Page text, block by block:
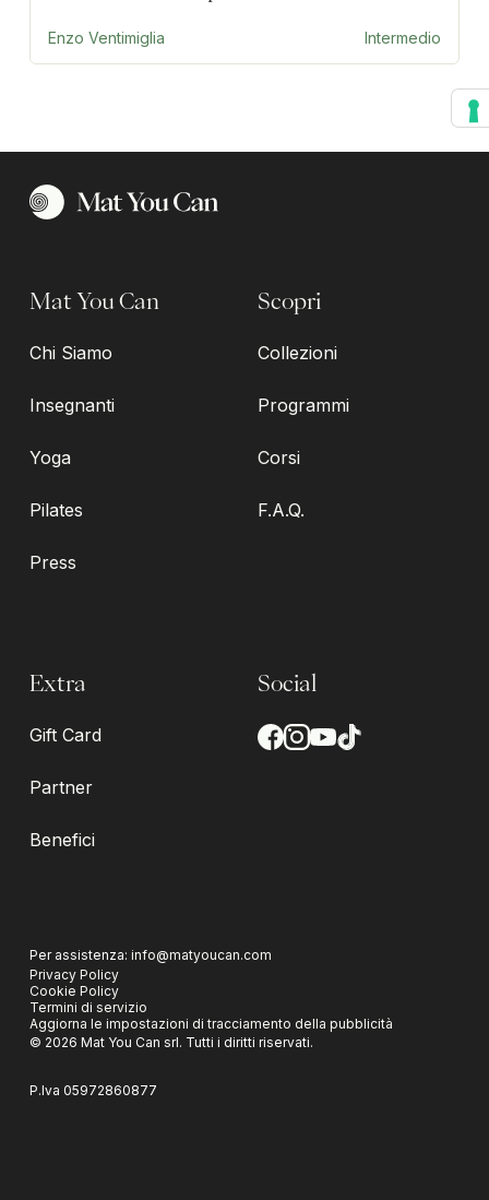
Enzo Ventimiglia Intermedio
Mat You Can
Chi Siamo
Insegnanti
Yoga
Pilates
Press
Scopri
Collezioni
Programmi
Corsi
F.A.Q.
Extra
Gift Card
Partner
Benefici
Social
Per assistenza: info@matyoucan.com
Privacy Policy
Cookie Policy
Termini di servizio
Aggiorna le impostazioni di tracciamento della pubblicità
© 2026 Mat You Can srl. Tutti i diritti riservati.
P.Iva 05972860877